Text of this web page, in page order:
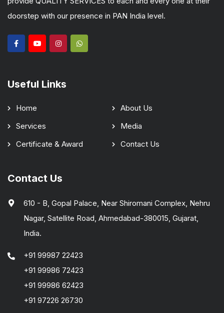
doorstep with our presence in PAN India level.
Useful Links
Home
About Us
Services
Media
Certificate & Award
Contact Us
Contact Us
610 - B, Gopal Palace, Near Shiromani Complex, Nehru
Nagar, Satellite Road, Ahmedabad-380015, Gujarat,
India.
+91 99987 22423
+91 99986 72423
+91 99986 62423
+91 97226 26730